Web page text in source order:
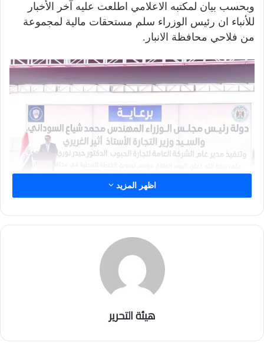
وبحسب بيان لمكتبه الاعلامي اطلعت عليه آخر الأخبار
للأنباء ان رئيس الوزراء سلم مستحقات مالية لمجموعة
من فلاحي محافظة الانبار.
اظهر المزيد
هيئة التحرير